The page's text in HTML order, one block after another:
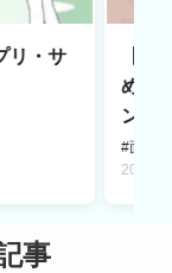
リ・サ
め6
ント
#面接
事